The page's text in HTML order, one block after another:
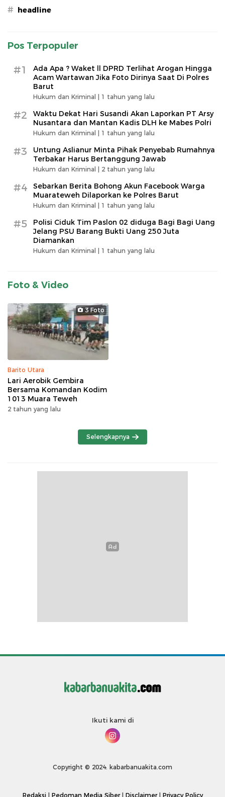
# headline
Pos Terpopuler
#1
Ada Apa ? Waket ll DPRD Terlihat Arogan Hingga
Acam Wartawan Jika Foto Dirinya Saat Di Polres
Barut
Hukum dan Kriminal | 1 tahun yang lalu
#2
Waktu Dekat Hari Susandi Akan Laporkan PT Arsy
Nusantara dan Mantan Kadis DLH ke Mabes Polri
Hukum dan Kriminal | 1 tahun yang lalu
#3
Untung Aslianur Minta Pihak Penyebab Rumahnya
Terbakar Harus Bertanggung Jawab
Hukum dan Kriminal | 2 tahun yang lalu
#4
Sebarkan Berita Bohong Akun Facebook Warga
Muarateweh Dilaporkan ke Polres Barut
Hukum dan Kriminal | 1 tahun yang lalu
#5
Polisi Ciduk Tim Paslon 02 diduga Bagi Bagi Uang
Jelang PSU Barang Bukti Uang 250 Juta
Diamankan
Hukum dan Kriminal | 1 tahun yang lalu
Foto & Video
3 Foto
Barito Utara
Lari Aerobik Gembira
Bersama Komandan Kodim
1013 Muara Teweh
2 tahun yang lalu
Selengkapnya
Ikuti kami di
Copyright © 2024. kabarbanuakita.com
Redaksi Pedoman Media Siber| Disclaimer| Privacy Policy